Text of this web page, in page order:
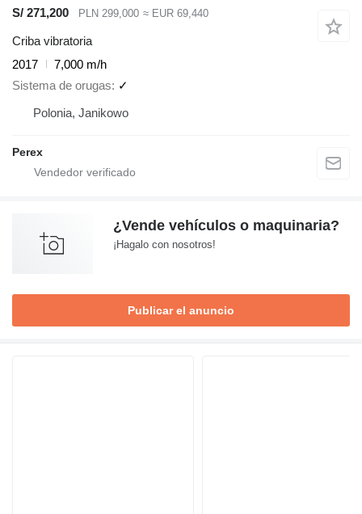
S/ 271,200
PLN 299,000 ≈ EUR 69,440
Criba vibratoria
2017
7,000 m/h
Sistema de orugas
✓
Polonia, Janikowo
Perex
¿Vende vehículos o maquinaria?
¡Hagalo con nosotros!
Publicar el anuncio